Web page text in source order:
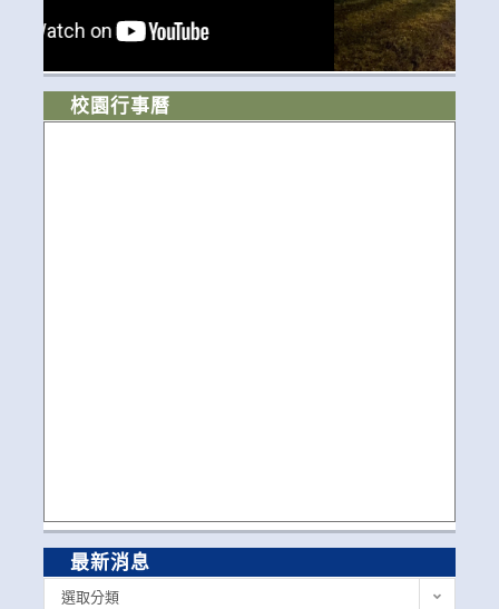
校園行事曆
最新消息
選取分類